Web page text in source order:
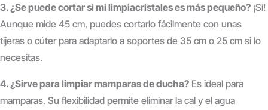
3. ¿Se puede cortar si mi limpiacristales es más pequeño? ¡Sí!
Aunque mide 45 cm, puedes cortarlo fácilmente con unas
tijeras o cúter para adaptarlo a soportes de 35 cm o 25 cm si lo
necesitas.
4. ¿Sirve para limpiar mamparas de ducha? Es ideal para
mamparas. Su flexibilidad permite eliminar la cal y el agua